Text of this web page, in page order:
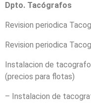
Dpto. Tacógrafos
Revision periodica
Revision periodica
Instalacion de
(precios para flotas)
– Instalacion de